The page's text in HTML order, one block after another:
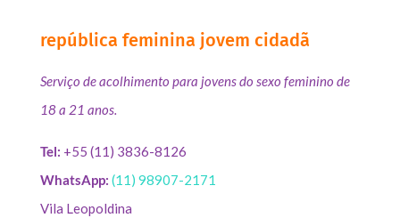
república feminina jovem cidadã
Serviço de acolhimento para jovens do sexo feminino de
18 a 21 anos.
Tel: +55 (11) 3836-8126
WhatsApp: (11) 98907-2171
Vila Leopoldina